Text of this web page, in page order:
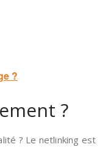
?
?
? Le netlinking est